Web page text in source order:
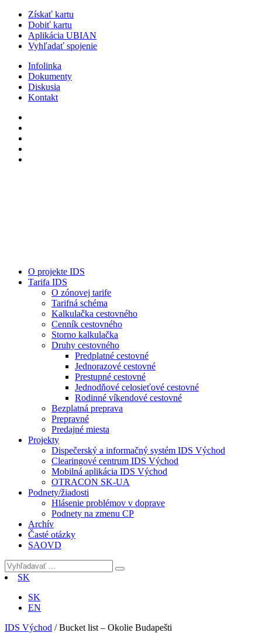
Získať kartu
Dobiť kartu
Aplikácia UBIAN
Vyhľadať spojenie
Infolinka
Dokumenty
Diskusia
Kontakt
O projekte IDS
Tarifa IDS
O zónovej tarife
Tarifná schéma
Kalkulačka cestovného
Cenník cestovného
Storno kalkulačka
Druhy cestovného
Predplatné cestovné
Jednorazové cestovné
Prestupné cestovné
Jednodňové celosieťové cestovné
Rodinné víkendové cestovné
Bezplatná preprava
Prepravné
Predajné miesta
Projekty
Dispečerský a informačný systém IDS Východ
Clearingové centrum IDS Východ
Mobilná aplikácia IDS Východ
OTRACON SK-UA
Podnety/žiadosti
Hlásenie problémov v doprave
Podnety na zmenu CP
Archív
Časté otázky
SAOVD
SK
SK
EN
IDS Východ /Bucket list – Okolie Budapešti